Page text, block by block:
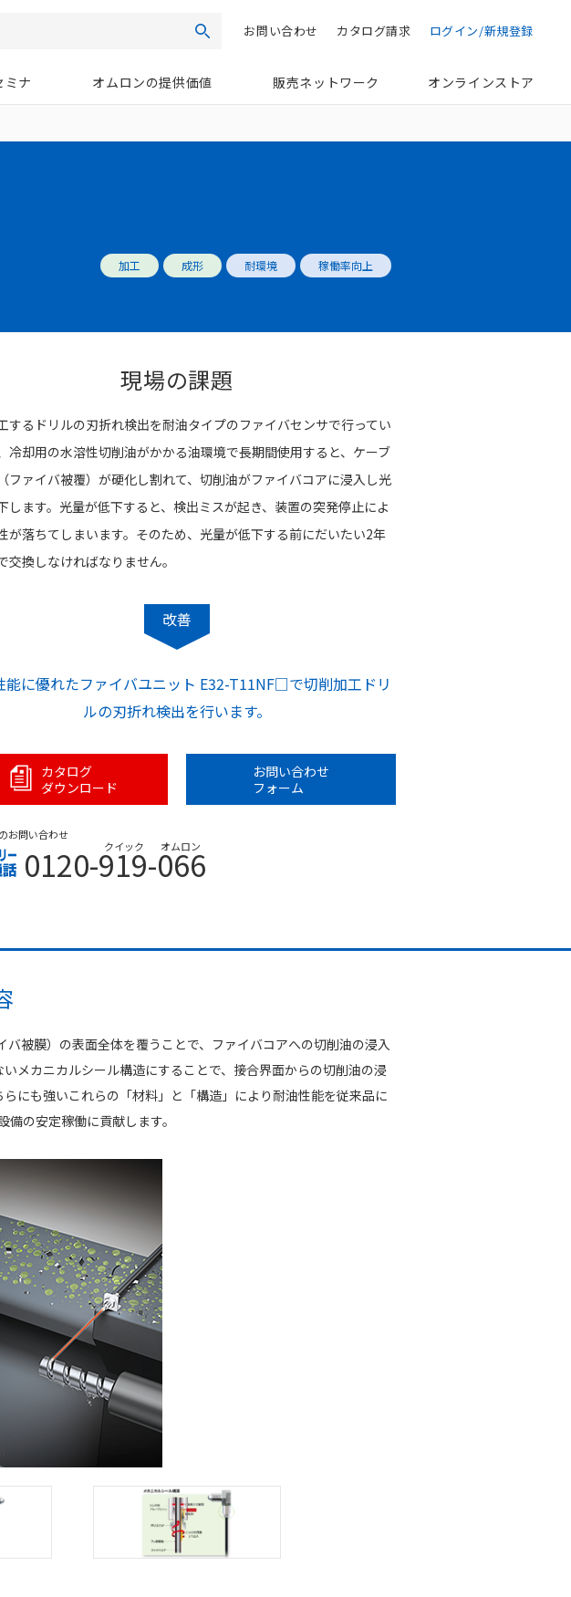
検索 ログイン/新規登録
カタログ請求
お問い合わせ
ミナ オムロンの提供価値 販売ネットワーク オンラインストア
加工 成形 耐環境 稼働率向上
現場の課題
するドリルの刃折れ検出を耐油タイプのファイバセンサで行ってい
冷却用の水溶性切削油がかかる油環境で長期間使用すると、ケーブ
ファイバ被覆）が硬化し割れて、切削油がファイバコアに浸入し光
します。光量が低下すると、検出ミスが起き、装置の突発停止によ
が落ちてしまいます。そのため、光量が低下する前にだいたい2年
交換しなければなりません。
改善
能に優れたファイバユニット E32-T11NF□で切削加工ドリ
ルの刃折れ検出を行います。
カタログ
ダウンロード
お問い合わせ
フォーム
お問い合わせ
0120-919-066
クイック オムロン
被膜）の表面全体を覆うことで、ファイバコアへの切削油の浸入
メカニカルシール構造にすることで、接合界面からの切削油の浸
にも強いこれらの「材料」と「構造」により耐油性能を従来品に
の安定稼働に貢献します。